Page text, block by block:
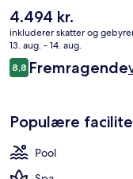
restauranter, serverer
morgenmad, frokost og
resort med
og en gratis børneklub.
Den
nuværende
pris
er
4.494 kr.
4.494 kr.
inkluderer skatter og
13. aug. - 14. aug.
Anmeldelser
8,88,8 ud af 10.
Fremragende
Populære
Pool